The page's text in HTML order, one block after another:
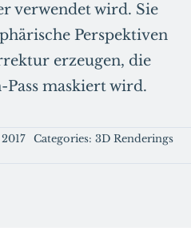
verwendet wird. Sie
Perspektiven
erzeugen, die
maskiert wird.
Categories: 3D Renderings